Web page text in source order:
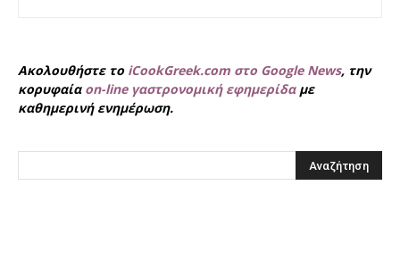
Ακολουθήστε το iCookGreek.com στο Google News, την
κορυφαία on-line γαστρονομική εφημερίδαμε
καθημερινή ενημέρωση.